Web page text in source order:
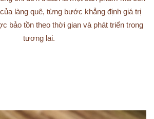
êm ru như đi vào giấc mộng. Rượu Cổ
chỉ đơn thuần là một sản phẩm mà còn
của làng quê, từng bước khẳng định giá trị